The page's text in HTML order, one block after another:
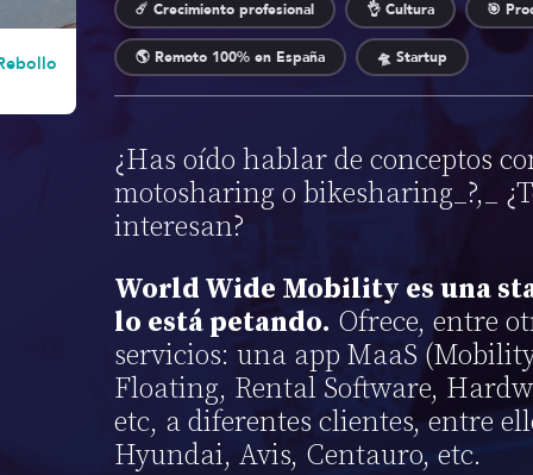
☄️ Crecimiento profesional 👌 Cultura 🎯
🌎 Remoto 100% en España 🛸 Startup
¿Has oído hablar de conceptos
motosharing o bikesharing_?,_
interesan?
World Wide Mobility es una
lo está petando. Ofrece, entre
servicios: una app MaaS
Floating, Rental Software,
etc, a diferentes clientes, entre
Hyundai, Avis, Centauro, etc.